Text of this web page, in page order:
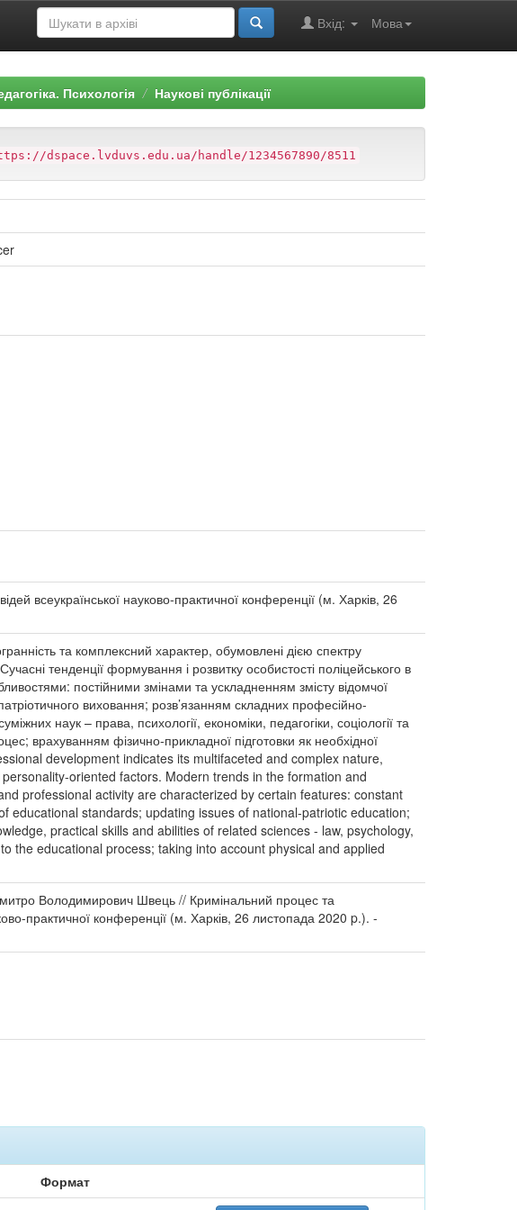
Мова
Вхід:
Психологія Наукові публікації
dspace.lvduvs.edu.ua/handle/1234567890/8511
всеукраїнської науково-практичної конференції (м. Харків, 26
та комплексний характер, обумовлені дією спектру
тенденції формування і розвитку особистості поліцейського в
постійними змінами та ускладненням змісту відомчої
виховання; розв’язанням складних професійно-
наук – права, психології, економіки, педагогіки, соціології та
врахуванням фізично-прикладної підготовки як необхідної
development indicates its multifaceted and complex nature,
oriented factors. Modern trends in the formation and
professional activity are characterized by certain features: constant
standards; updating issues of national-patriotic education;
practical skills and abilities of related sciences - law, psychology,
the educational process; taking into account physical and applied
Володимирович Швець // Кримінальний процес та
практичної конференції (м. Харків, 26 листопада 2020 p.). -
Формат